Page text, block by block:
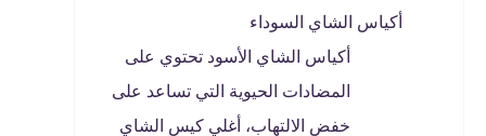
أكياس الشاي السوداء
أكياس الشاي الأسود تحتوي على
المضادات الحيوية التي تساعد على
خفض الالتهاب، أغلي كيس الشاي